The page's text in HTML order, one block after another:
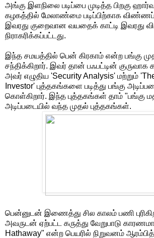
அங்கு இளநிலை படிப்பை முடித்த பிறகு
கழகத்தில் மேலாண்மை படிப்பிற்காக
இவரது குறைவான வயதைக் காட்டி இவரது
நிராகரிக்கப்பட்டது.
இந்த சமயத்தில் பென் கிரகாம் என்ற பங்கு
சந்திக்கிறார். இவர் தான் பஃபட்டின் குருவாக
அவர் எழுதிய 'Security Analysis' மற்றும்
Investor' புத்தகங்களை படித்து பங்கு
கொள்கிறார். இந்த புத்தகங்கள் தாம் "பங்கு
அடிப்படையில் வந்த முதல் புத்தகங்கள்.
பென்னுடன் இணைத்து சில காலம் பணி
அவருடன் ஏற்பட்ட கருத்து வேறுபாடு
Hathaway" என்ற பெயரில் நிறுவனம்